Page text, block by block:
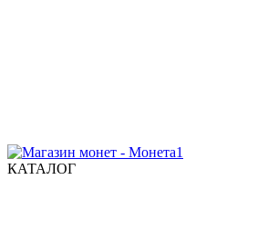
КАТАЛОГ